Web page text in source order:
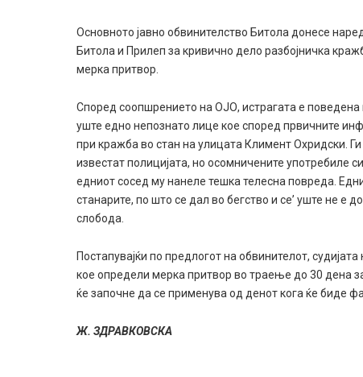
Основното јавно обвинителство Битола донесе
Битола и Прилеп за кривично дело разбојничка
мерка притвор.
Според соопшрението на ОЈО, истрагата е
уште едно непознато лице кое според првичните
при кражба во стан на улицата Климент Охридски.
известат полицијата, но осомничените употребилe
едниот сосед му нанеле тешка телесна повреда.
станарите, по што се дал во бегство и се’ уште не е
слобода.
Постапувајќи по предлогот на обвинителот,
кое определи мерка притвор во траење до 30 дена
ќе започне да се применува од денот кога ќе биде
Ж. ЗДРАВКОВСКА